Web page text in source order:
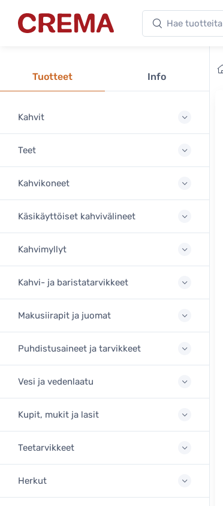
Crema Hae tuotteita
Tuotteet Info
Kahvit
Teet
Kahvikoneet
Käsikäyttöiset kahvivälineet
Kahvimyllyt
Kahvi- ja baristatarvikkeet
Makusiirapit ja juomat
Puhdistusaineet ja tarvikkeet
Vesi ja vedenlaatu
Kupit, mukit ja lasit
Teetarvikkeet
Herkut